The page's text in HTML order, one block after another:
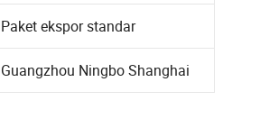
Paket ekspor standar
Guangzhou Ningbo Shanghai